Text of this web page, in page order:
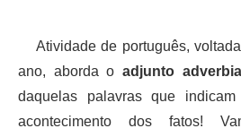
Atividade de português,
ano, aborda oadjunto
daquelas palavras que
acontecimento dos fatos!